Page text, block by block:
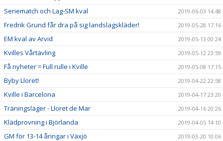
Seriematch och Lag-SM kval 2019-06-03 14:48
Fredrik Grund får dra på sig landslagskläder! 2019-05-28 17:16
EM kval av Arvid 2019-05-13 00:24
Kvilles Vårtävling 2019-05-12 23:59
Få nyheter = Full rulle i Kville 2019-05-08 17:15
Byby Lloret! 2019-04-22 22:58
Kville i Barcelona 2019-04-17 23:20
Träningsläger - Lloret de Mar 2019-04-16 20:26
Klädprovning i Björlanda 2019-04-05 14:10
GM för 13-14 åringar i Växjö 2019-03-20 10:06